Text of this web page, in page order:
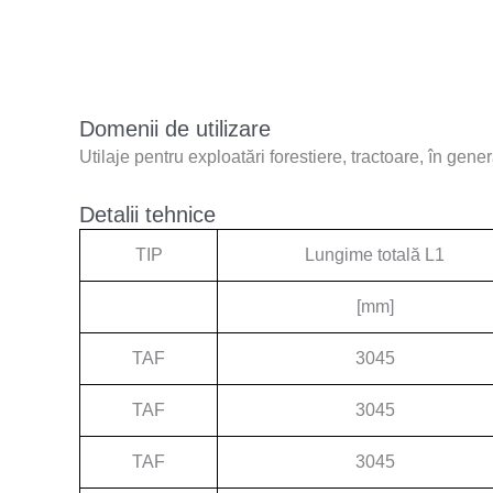
Domenii de utilizare
Utilaje pentru exploatări forestiere, tractoare, în
Detalii tehnice
TIP Lungime totală L1
[mm]
TAF 3045
TAF 3045
TAF 3045